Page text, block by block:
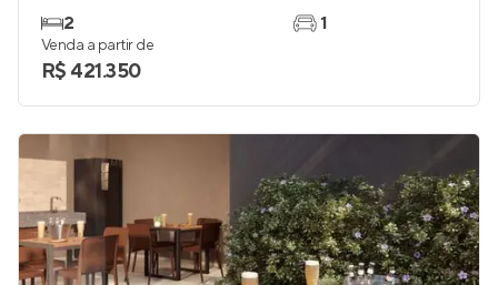
2
1
Venda a partir de
R$ 421.350